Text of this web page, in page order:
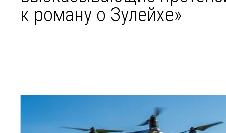
к роману о Зулейхе»